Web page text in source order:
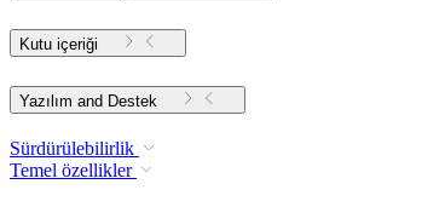
Kutu içeriği
Yazılım and Destek
Sürdürülebilirlik
Temel özellikler